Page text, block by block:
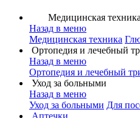
Медицинская техника
Назад в меню
Медицинская техника
Ортопедия и лечебный
Назад в меню
Ортопедия и лечебный
Уход за больными
Назад в меню
Уход за больными Для
Аптечки